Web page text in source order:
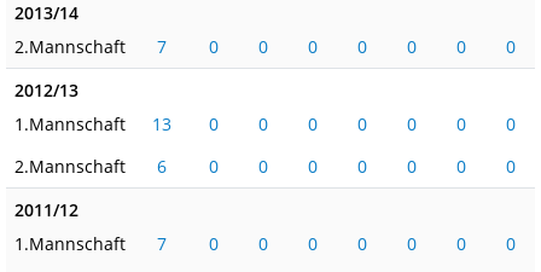
2013/14
2.Mannschaft
7 0 0 0 0 0 0
0
2012/13
1.Mannschaft
13 0 0 0 0 0 0
0
2.Mannschaft
6 0 0 0 0 0 0
0
2011/12
1.Mannschaft
7 0 0 0 0 0 0
0